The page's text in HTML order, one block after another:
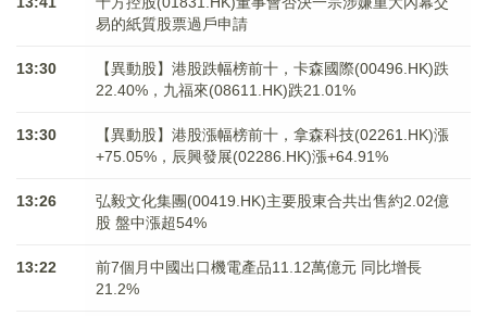
易的紙質股票過戶申請
13:30
【異動股】港股跌幅榜前十，卡森國際(00496.HK)跌
22.40%，九福來(08611.HK)跌21.01%
13:30
【異動股】港股漲幅榜前十，拿森科技(02261.HK)漲
+75.05%，辰興發展(02286.HK)漲+64.91%
13:26
弘毅文化集團(00419.HK)主要股東合共出售約2.02億
股 盤中漲超54%
13:22
前7個月中國出口機電產品11.12萬億元 同比增長
21.2%